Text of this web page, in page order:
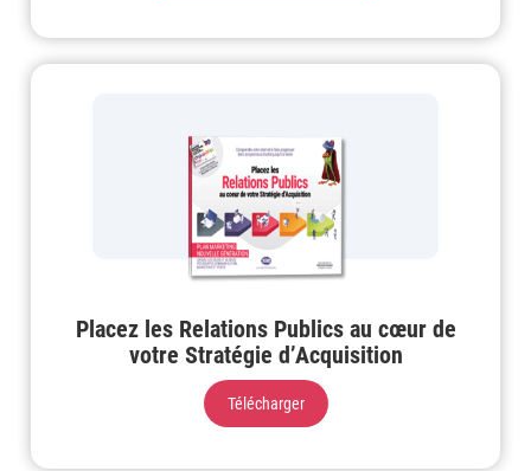
Placez les Relations Publics au cœur de
votre Stratégie d’Acquisition
Télécharger